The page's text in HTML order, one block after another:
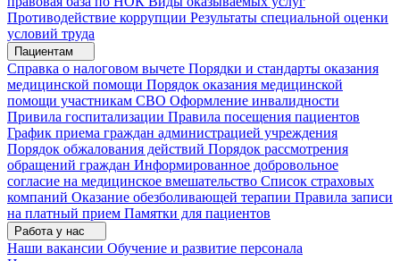
Противодействие коррупции Результаты специальной оценки
условий труда
Пациентам
Справка о налоговом вычете Порядки и стандарты оказания
медицинской помощи Порядок оказания медицинской
помощи участникам СВО Оформление инвалидности
Привила госпитализации Правила посещения пациентов
График приема граждан администрацией учреждения
Порядок обжалования действий Порядок рассмотрения
обращений граждан Информированное добровольное
согласие на медицинское вмешательство Список страховых
компаний Оказание обезболивающей терапии Правила записи
на платный прием Памятки для пациентов
Работа у нас
Наши вакансии Обучение и развитие персонала